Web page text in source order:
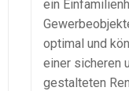
ein
optimal und
einer sicheren
gestalteten